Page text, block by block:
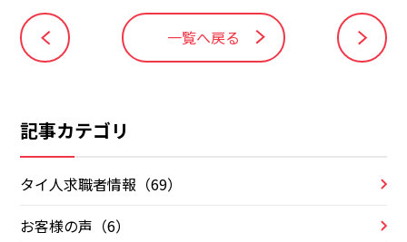
一覧へ戻る
記事カテゴリ
タイ人求職者情報（69）
お客様の声（6）